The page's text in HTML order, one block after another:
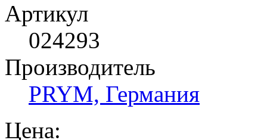
Артикул
024293
Производитель
PRYM, Германия
Цена: